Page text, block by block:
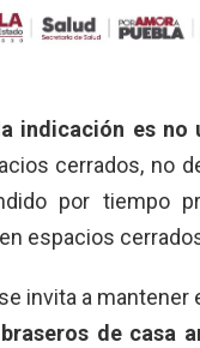
la indicación es no
cerrados, no
por tiempo
espacios
invita a mantener
de casa